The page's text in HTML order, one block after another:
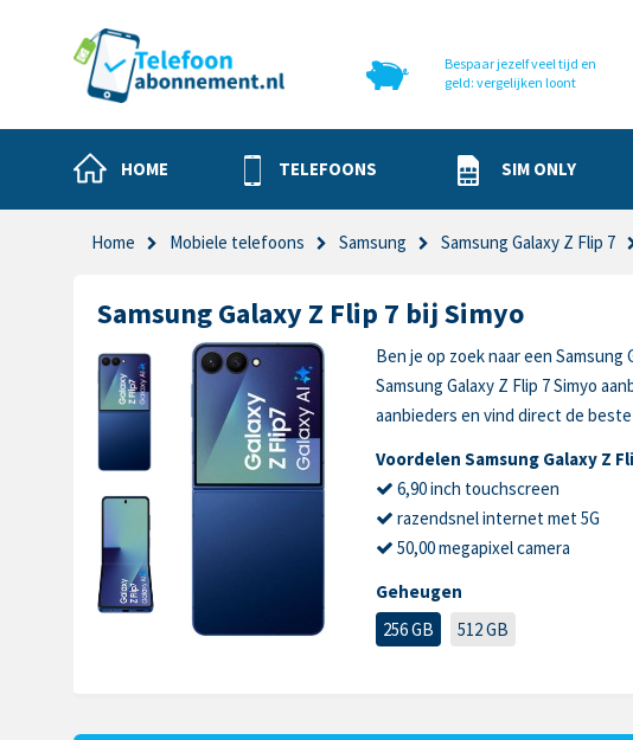
Bespaar jezelf veel tijd en
geld: vergelijken loont
HOME TELEFOONS SIM ONLY
Home Mobiele telefoons Samsung Samsung Galaxy Z Flip 7
Samsung Galaxy Z Flip 7 bij Simyo
Ben je op zoek naar een Samsung
Samsung Galaxy Z Flip 7 Simyo
aanbieders en vind direct de beste
Voordelen Samsung Galaxy Z
6,90 inch touchscreen
razendsnel internet met 5G
50,00 megapixel camera
Geheugen
256 GB
512 GB